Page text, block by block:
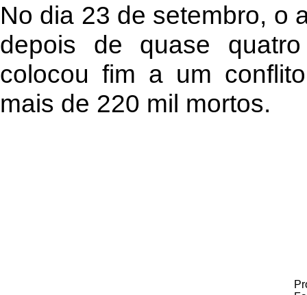
No dia 23 de setembro, o
depois de quase
colocou fim a um
mais de 220 mil mortos.